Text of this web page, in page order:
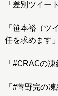
「差別ツイー
「笹本裕（ツ
任を求めます」
「#CRACの凍
「#菅野完の